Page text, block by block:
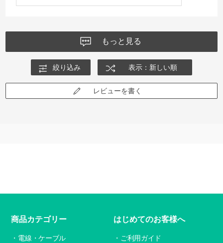
もっと見る
絞り込み 表示：新しい順
レビューを書く
商品カテゴリー
電線・ケーブル
はじめてのお客様へ
ご利用ガイド